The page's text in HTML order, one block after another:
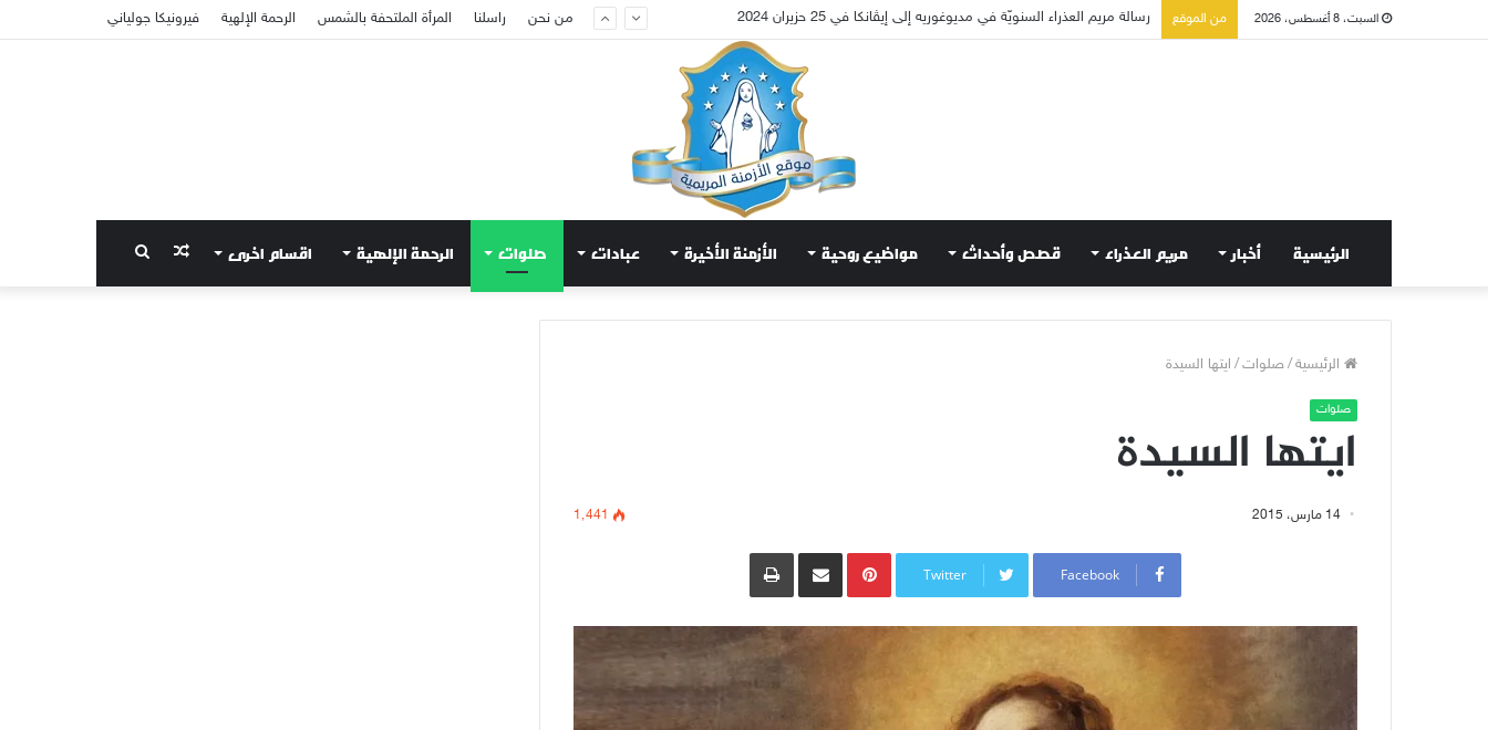
السبت، 8 أغسطس، 2026 من الموقع تسع أول سبوت بدل خمسة لتعويض قلب مريم الطاهر هذا ما يطلبه يسوع! من نحن راسلنا المرأة الملتحفة بالشمس الرحمة الإلهية فيرونيكا جولياني
الرئيسية أخبار مريم العذراء قصص وأحداث مواضيع روحية الأزمنة الأخيرة عبادات صلوات الرحمة الإلهية اقسام اخرى بحث مقال
الرئيسية/صلوات/ ايتها السيدة
صلوات
ايتها السيدة
14 مارس، 2015 1٬441
Facebook
Twitter
Pinterestمشاركة عبر البريد طباعة